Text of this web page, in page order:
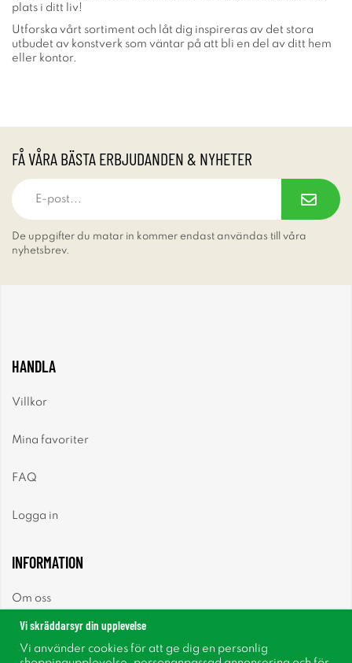
plats i ditt liv!
Utforska vårt sortiment och låt dig inspireras av det stora
utbudet av konstverk som väntar på att bli en del av ditt hem
eller kontor.
FÅ VÅRA BÄSTA ERBJUDANDEN & NYHETER
De uppgifter du matar in kommer endast användas till våra
nyhetsbrev.
HANDLA
Villkor
Mina favoriter
FAQ
Logga in
INFORMATION
Om oss
Vi skräddarsyr din upplevelse
Vi använder cookies för att ge dig en personlig